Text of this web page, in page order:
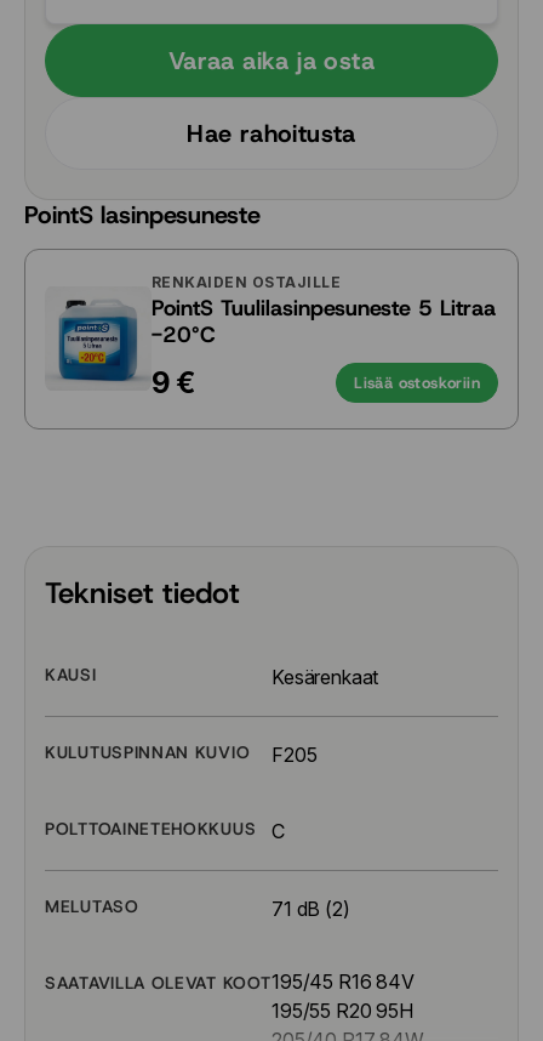
Varaa aika ja osta
Hae rahoitusta
PointS lasinpesuneste
RENKAIDEN OSTAJILLE
PointS Tuulilasinpesuneste 5 Litraa
-20°C
9 € Lisää ostoskoriin
Tekniset tiedot
KAUSI Kesärenkaat
KULUTUSPINNAN KUVIO F205
POLTTOAINETEHOKKUUS C
MELUTASO 71 dB (2)
SAATAVILLA OLEVAT KOOT195/45 R16 84V
195/55 R20 95H